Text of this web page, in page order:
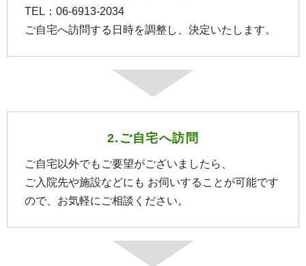
TEL：06-6913-2034
ご自宅へ訪問する日時を調整し、決定いたします。
2.ご自宅へ訪問
ご自宅以外でもご要望がございましたら、
ご入院先や施設などにも お伺いすることが可能です
ので、お気軽にご相談ください。